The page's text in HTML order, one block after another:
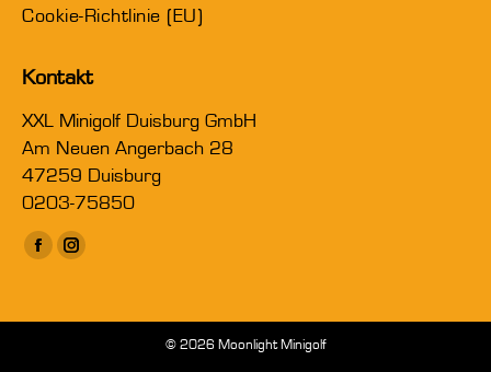
Cookie-Richtlinie (EU)
Kontakt
XXL Minigolf Duisburg GmbH
Am Neuen Angerbach 28
47259 Duisburg
0203-75850
Finden Sie uns auf:
Facebook
Instagram
© 2026 Moonlight Minigolf